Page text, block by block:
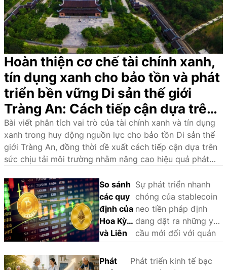
Hoàn thiện cơ chế tài chính xanh,
tín dụng xanh cho bảo tồn và phát
triển bền vững Di sản thế giới
Tràng An: Cách tiếp cận dựa trên
sức chịu tải môi trường
Bài viết phân tích vai trò của tài chính xanh và tín dụng
xanh trong huy động nguồn lực cho bảo tồn Di sản thế
giới Tràng An, đồng thời đề xuất cách tiếp cận dựa trên
sức chịu tải môi trường nhằm nâng cao hiệu quả phát
So sánh
các quy
định của
Hoa Kỳ
và Liên
châu Âu
Sự phát triển nhanh
chóng của stablecoin
neo tiền pháp định
đang đặt ra những yêu
cầu mới đối với quản
khổ pháp lý. Thông
Phát
Phát triển kinh tế bạc